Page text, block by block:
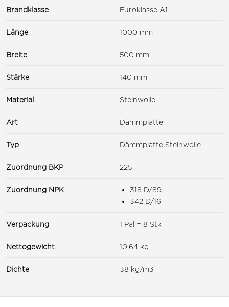
Brandklasse Euroklasse A1
Länge 1000 mm
Breite 500 mm
Stärke 140 mm
Material Steinwolle
Art Dämmplatte
Typ Dämmplatte Steinwolle
Zuordnung BKP 225
Zuordnung NPK
318 D/89
342 D/16
Verpackung 1 Pal = 8 Stk
Nettogewicht 10.64 kg
Dichte 38 kg/m3